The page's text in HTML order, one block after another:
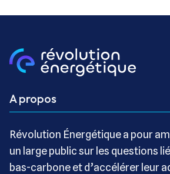
A propos
Révolution Énergétique a pour
un large public sur les questions
bas-carbone et d’accélérer leur